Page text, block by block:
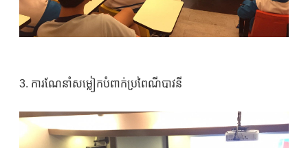
3. ការណែនាំសម្លៀកបំពាក់ប្រពៃណីបាវនី